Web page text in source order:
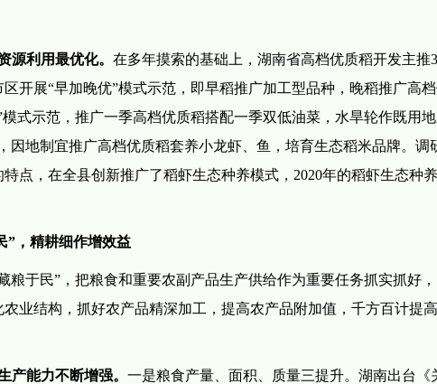
源利用最优化。 在多年摸索的基础上，湖南省高档优质稻开发主
区开展“早加晚优”模式示范，即早稻推广加工型品种，晚稻推广高
式示范，推广一季高档优质稻搭配一季双低油菜，水旱轮作既用
因地制宜推广高档优质稻套养小龙虾、鱼，培育生态稻米品牌。
点，在全县创新推广了稻虾生态种养模式，2020年的稻虾生态种
”，精耕细作增效益
粮于民”，把粮食和重要农副产品生产供给作为重要任务抓实抓好
业结构，抓好农产品精深加工，提高农产品附加值，千方百计提
产能力不断增强。 一是粮食产量、面积、质量三提升。湖南出台